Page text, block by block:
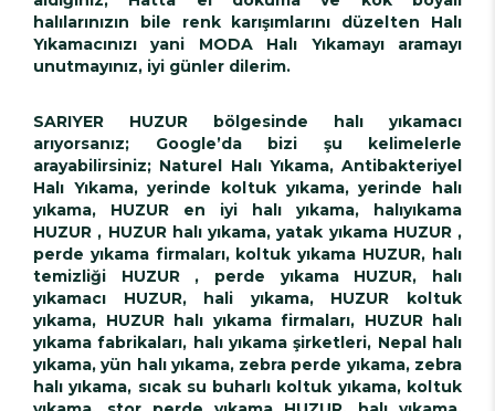
halılarınızın bile renk karışımlarını düzelten Halı
Yıkamacınızı yani MODA Halı Yıkamayı aramayı
unutmayınız, iyi günler dilerim.
SARIYER HUZUR bölgesinde halı yıkamacı
arıyorsanız; Google’da bizi şu kelimelerle
arayabilirsiniz; Naturel Halı Yıkama, Antibakteriyel
Halı Yıkama, yerinde koltuk yıkama, yerinde halı
yıkama, HUZUR en iyi halı yıkama, halıyıkama
HUZUR , HUZUR halı yıkama, yatak yıkama HUZUR ,
perde yıkama firmaları, koltuk yıkama HUZUR, halı
temizliği HUZUR , perde yıkama HUZUR, halı
yıkamacı HUZUR, hali yıkama, HUZUR koltuk
yıkama, HUZUR halı yıkama firmaları, HUZUR halı
yıkama fabrikaları, halı yıkama şirketleri, Nepal halı
yıkama, yün halı yıkama, zebra perde yıkama, zebra
halı yıkama, sıcak su buharlı koltuk yıkama, koltuk